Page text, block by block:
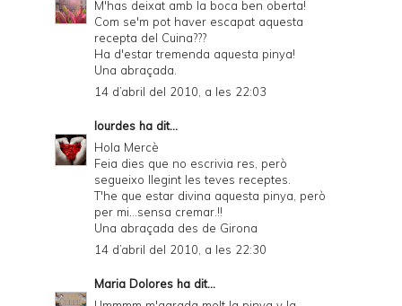
M'has deixat amb la boca ben oberta!
Com se'm pot haver escapat aquesta
recepta del Cuina???
Ha d'estar tremenda aquesta pinya!
Una abraçada.
14 d’abril del 2010, a les 22:03
lourdes ha dit...
Hola Mercè
Feia dies que no escrivia res, però
segueixo llegint les teves receptes.
T'he que estar divina aquesta pinya, però
per mi...sensa cremar.!!
Una abraçada des de Girona
14 d’abril del 2010, a les 22:30
Maria Dolores ha dit...